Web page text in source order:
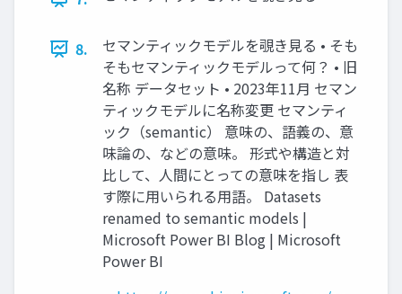
8.
セマンティックモデルを覗き見る • そも
そもセマンティックモデルって何？ • 旧
名称 データセット • 2023年11月 セマン
ティックモデルに名称変更 セマンティ
ック（semantic） 意味の、語義の、意
味論の、などの意味。 形式や構造と対
比して、人間にとっての意味を指し 表
す際に用いられる用語。 Datasets
renamed to semantic models |
Microsoft Power BI Blog | Microsoft
Power BI